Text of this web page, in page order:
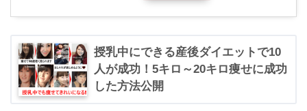
授乳中にできる産後ダイエットで10
人が成功！5キロ～20キロ痩せに成功
した方法公開